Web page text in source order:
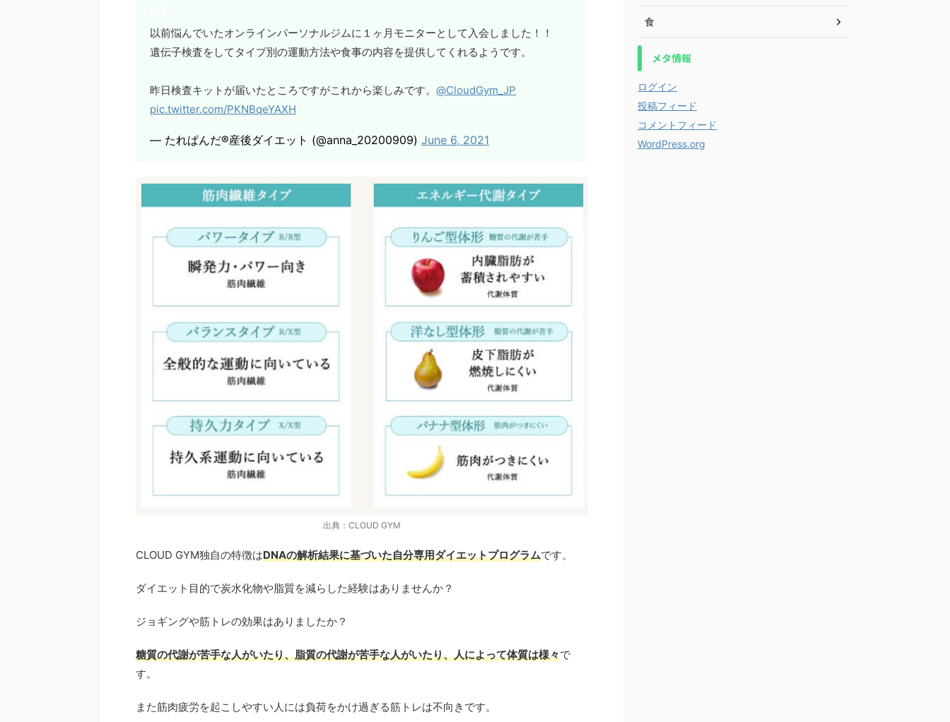
以前悩んでいたオンラインパーソナルジムに１ヶ月モニターとして入会しました！！
遺伝子検査をしてタイプ別の運動方法や食事の内容を提供してくれるようです。
昨日検査キットが届いたところですがこれから楽しみです。 @CloudGym_JP
pic.twitter.com/PKNBqeYAXH
— たれぱんだ®︎産後ダイエット (@anna_20200909) June 6, 2021
出典：CLOUD GYM
CLOUD GYM独自の特徴はDNAの解析結果に基づいた自分専用ダイエットプログラムです。
ダイエット目的で炭水化物や脂質を減らした経験はありませんか？
ジョギングや筋トレの効果はありましたか？
糖質の代謝が苦手な人がいたり、脂質の代謝が苦手な人がいたり、人によって体質は様々で
す。
また筋肉疲労を起こしやすい人には負荷をかけ過ぎる筋トレは不向きです。
食
メタ情報
ログイン
投稿フィード
コメントフィード
WordPress.org